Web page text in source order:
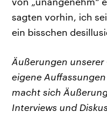
sagten vorhin, ich
ein bisschen
Äußerungen
eigene
macht sich
Interviews und